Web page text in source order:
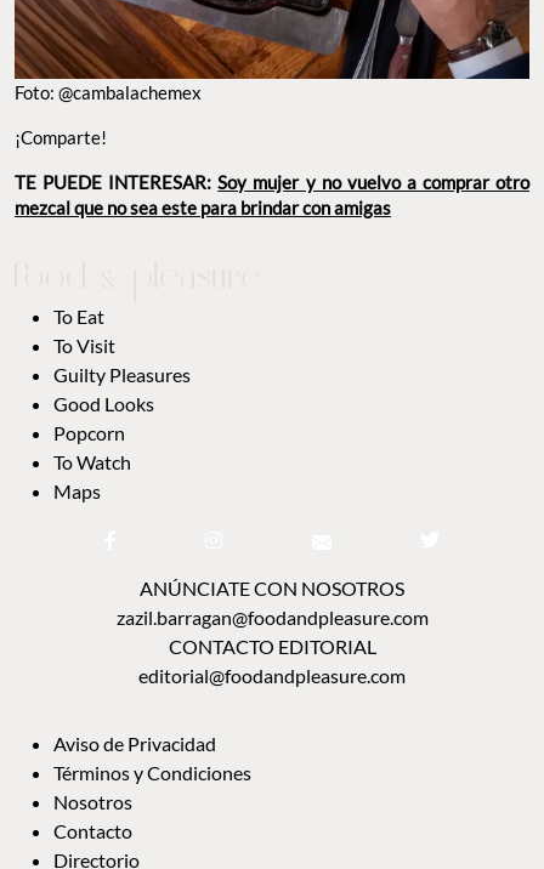
Foto: @cambalachemex
¡Comparte!
TE PUEDE INTERESAR:Soy mujer y no vuelvo a comprar otro
mezcal que no sea este para brindar con amigas
To Eat
To Visit
Guilty Pleasures
Good Looks
Popcorn
To Watch
Maps
ANÚNCIATE CON NOSOTROS
zazil.barragan@foodandpleasure.com
CONTACTO EDITORIAL
editorial@foodandpleasure.com
Aviso de Privacidad
Términos y Condiciones
Nosotros
Contacto
Directorio